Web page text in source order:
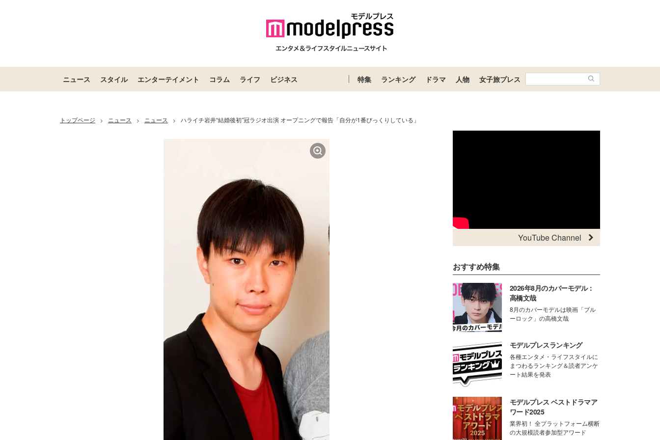
ニュース スタイル エンターテイメント コラム ライフ ビジネス 特集 ランキング ドラマ 人物 女子旅プレス
トップページ > ニュース > ニュース > ハライチ岩井“結婚後初”冠ラジオ出演 オープニングで報告「自分が1番びっくりしている」
YouTube Channel
おすすめ特集
2026年8月のカバーモデル：
高橋文哉
8月のカバーモデルは映画「ブル
ーロック」の高橋文哉
モデルプレスランキング
各種エンタメ・ライフスタイルに
まつわるランキング＆読者アンケ
ート結果を発表
モデルプレス ベストドラマア
ワード2025
業界初！ 全プラットフォーム横断
の大規模読者参加型アワード